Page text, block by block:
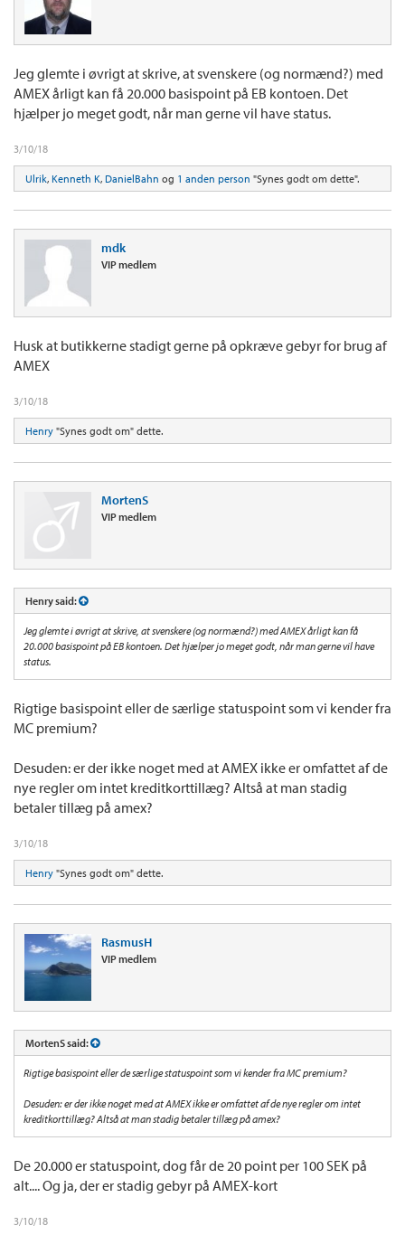
Jeg glemte i øvrigt at skrive, at svenskere (og normænd?) med
AMEX årligt kan få 20.000 basispoint på EB kontoen. Det
hjælper jo meget godt, når man gerne vil have status.
3/10/18
Ulrik, Kenneth K, DanielBahn og 1 anden person "Synes godt om dette".
mdk
VIP medlem
Husk at butikkerne stadigt gerne på opkræve gebyr for brug af
AMEX
3/10/18
Henry "Synes godt om" dette.
MortenS
VIP medlem
Henry said:
Jeg glemte i øvrigt at skrive, at svenskere (og normænd?) med AMEX årligt kan få
20.000 basispoint på EB kontoen. Det hjælper jo meget godt, når man gerne vil have
status.
Rigtige basispoint eller de særlige statuspoint som vi kender fra
MC premium?
Desuden: er der ikke noget med at AMEX ikke er omfattet af de
nye regler om intet kreditkorttillæg? Altså at man stadig
betaler tillæg på amex?
3/10/18
Henry "Synes godt om" dette.
RasmusH
VIP medlem
MortenS said:
Rigtige basispoint eller de særlige statuspoint som vi kender fra MC premium?
Desuden: er der ikke noget med at AMEX ikke er omfattet af de nye regler om intet
kreditkorttillæg? Altså at man stadig betaler tillæg på amex?
De 20.000 er statuspoint, dog får de 20 point per 100 SEK på
alt.... Og ja, der er stadig gebyr på AMEX-kort
3/10/18